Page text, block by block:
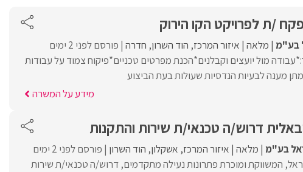
/ת לפרויקט הקו הירוק
בע"מ מלאה איזור המרכז הוד השרון חדרה פורסם לפני 2 ימים
מול יועצים וקבלנים*הכנת מפרטים טכניים*פיקוח צמוד על עבודות
מענה לבעיות הנדסיות שעולות בעת הביצוע
מידע על המשרה
דרוש/ה טכנאי/ת שירות והתקנות
בע"מ מלאה איזור המרכז אשקלון הוד השרון פורסם לפני 2 ימים
המשווקת ומוכרת פתרונות נעילה מתקדמים, דרוש/ה טכנאי/ת שירות